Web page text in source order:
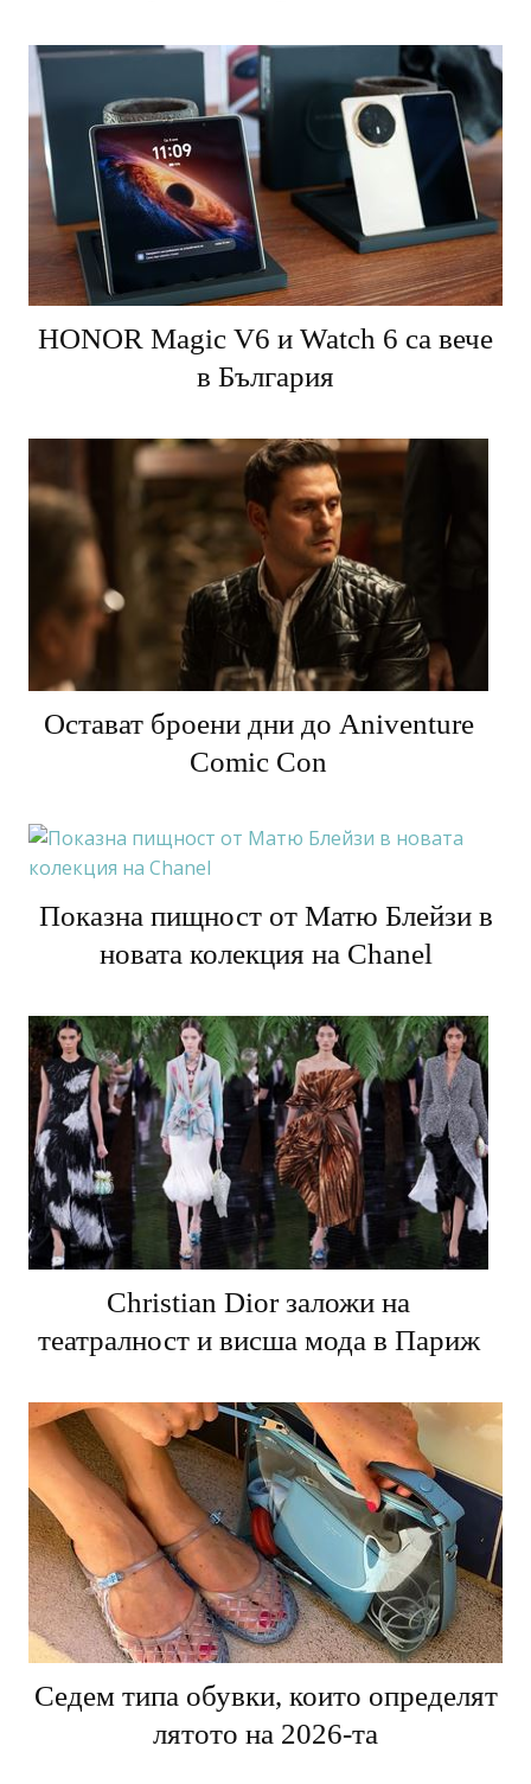
HONOR Magic V6 и Watch 6 са вече
в България
Остават броени дни до Aniventure
Comic Con
Показна пищност от Матю Блейзи в
новата колекция на Chanel
Christian Dior заложи на
театралност и висша мода в Париж
Седем типа обувки, които определят
лятото на 2026-та